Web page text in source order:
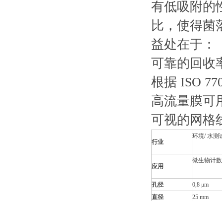
有低吸附的
比，使得
益处在于：
可靠的回收
根据 ISO
高流量膜可
可视的网格
行业
环境/ 水测
应用
微生物计数
孔径
0,8 μm
直径
25 mm